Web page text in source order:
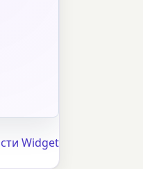
Widget